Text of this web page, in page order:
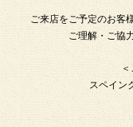
ご来店をご予定のお客
ご理解・ご協
スペイン